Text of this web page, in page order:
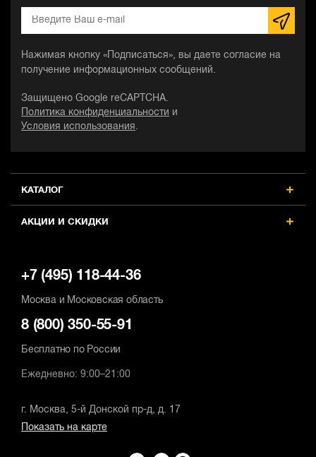
КАТАЛОГ
АКЦИИ И СКИДКИ
Нажимая кнопку «Подписаться», вы даете согласие на
получение информационных сообщений.
Защищено Google reCAPTCHA.
Политика конфиденциальности и
Условия использования.
+7 (495) 118-44-36
Москва и Московская область
8 (800) 350-55-91
Бесплатно по России
Ежедневно: 9:00–21:00
г. Москва, 5-й Донской пр-д, д. 17
Показать на карте